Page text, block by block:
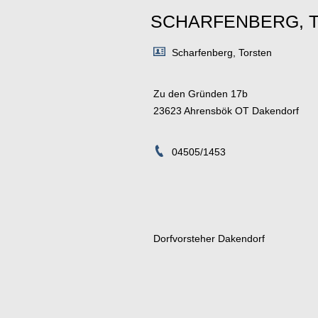
SCHARFENBERG,
Scharfenberg, Torsten
Zu den Gründen 17b
23623 Ahrensbök OT Dakendorf
04505/1453
Dorfvorsteher Dakendorf